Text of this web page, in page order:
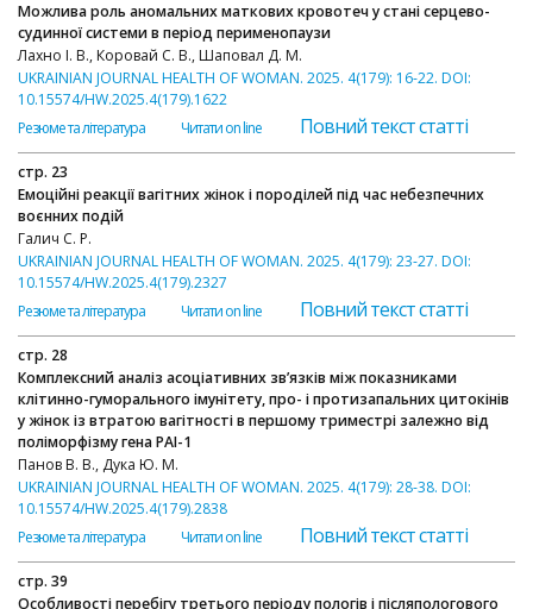
Можлива роль аномальних маткових кровотеч у стані серцево-
судинної системи в період перименопаузи
Лахно І. В., Коровай С. В., Шаповал Д. М.
UKRAINIAN JOURNAL HEALTH OF WOMAN. 2025. 4(179): 16-22. DOI:
10.15574/HW.2025.4(179).1622
Резюме та література
Читати on line Повний текст статті
стр. 23
Емоційні реакції вагітних жінок і породілей під час небезпечних
воєнних подій
Галич С. Р.
UKRAINIAN JOURNAL HEALTH OF WOMAN. 2025. 4(179): 23-27. DOI:
10.15574/HW.2025.4(179).2327
Резюме та література
Читати on line Повний текст статті
стр. 28
Комплексний аналіз асоціативних зв’язків між показниками
клітинно-гуморального імунітету, про- і протизапальних цитокінів
у жінок із втратою вагітності в першому триместрі залежно від
поліморфізму гена РАІ-1
Панов В. В., Дука Ю. М.
UKRAINIAN JOURNAL HEALTH OF WOMAN. 2025. 4(179): 28-38. DOI:
10.15574/HW.2025.4(179).2838
Резюме та література
Читати on line Повний текст статті
стр. 39
Особливості перебігу третього періоду пологів і післяпологового